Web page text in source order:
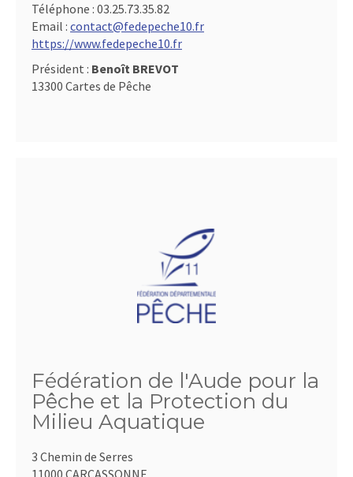
Téléphone : 03.25.73.35.82
Email : contact@fedepeche10.fr
https://www.fedepeche10.fr
Président : Benoît BREVOT
13300 Cartes de Pêche
Fédération de l'Aude pour la
Pêche et la Protection du
Milieu Aquatique
3 Chemin de Serres
11000 CARCASSONNE